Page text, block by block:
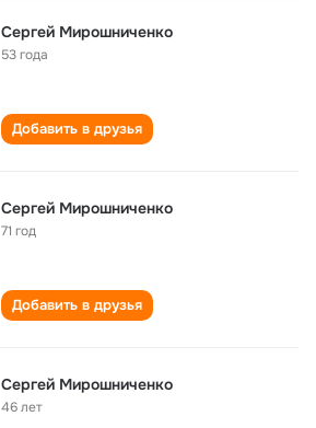
Сергей Мирошниченко
53 года
Добавить в друзья
Сергей Мирошниченко
71 год
Добавить в друзья
Сергей Мирошниченко
46 лет